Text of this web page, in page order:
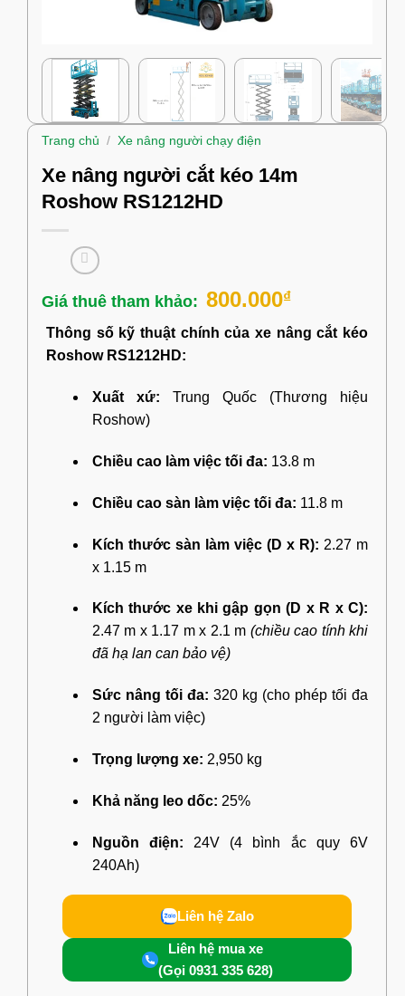
Trang chủ / Xe nâng người chạy điện
Xe nâng người cắt kéo 14m
Roshow RS1212HD
800.000₫
Thông số kỹ thuật chính của xe nâng cắt kéo
Roshow RS1212HD:
Xuất xứ: Trung Quốc (Thương hiệu
Roshow)
Chiều cao làm việc tối đa: 13.8 m
Chiều cao sàn làm việc tối đa: 11.8 m
Kích thước sàn làm việc (D x R): 2.27 m
x 1.15 m
Kích thước xe khi gập gọn (D x R x C):
2.47 m x 1.17 m x 2.1 m (chiều cao tính khi
đã hạ lan can bảo vệ)
Sức nâng tối đa: 320 kg (cho phép tối đa
2 người làm việc)
Trọng lượng xe: 2,950 kg
Khả năng leo dốc: 25%
Nguồn điện: 24V (4 bình ắc quy 6V
240Ah)
Liên hệ Zalo
Liên hệ mua xe
(Gọi 0931 335 628)